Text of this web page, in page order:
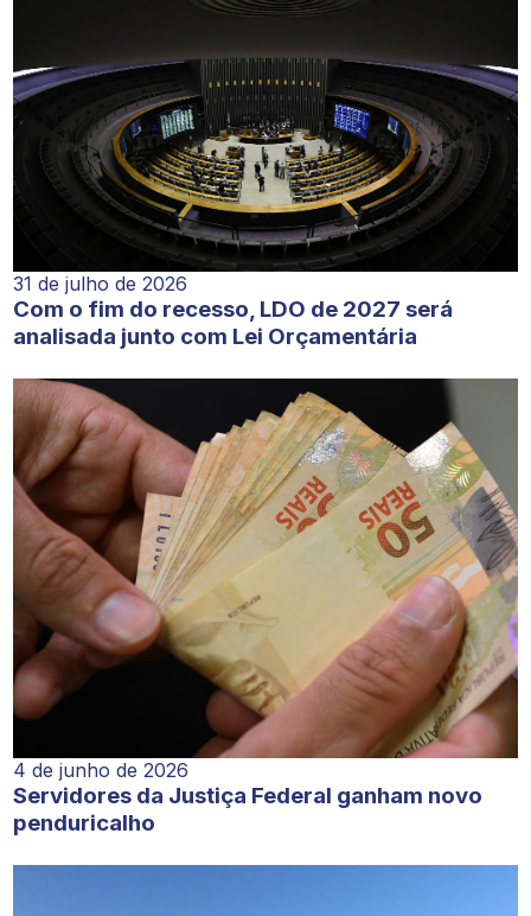
31 de julho de 2026
Com o fim do recesso, LDO de 2027 será
analisada junto com Lei Orçamentária
4 de junho de 2026
Servidores da Justiça Federal ganham novo
penduricalho